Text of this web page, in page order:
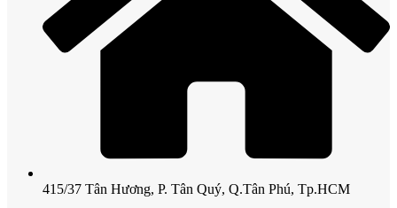
415/37 Tân Hương, P. Tân Quý, Q.Tân Phú, Tp.HCM